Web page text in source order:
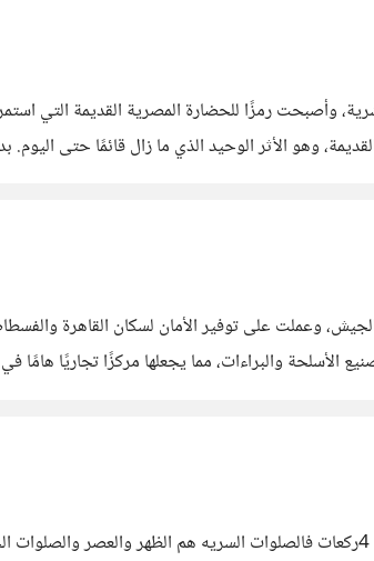
وهو الأثر الوحيد الذي ما زال قائمًا حتى
وعملت على توفير الأمان لسكان القاهرة
والبراءات، مما يجعلها مركزًا تجاريًا هامًا
صَلَاةُ العَصْر هي الصلاة المفروضة الثالثة في اليوم وهي الصلاة الثانيه الأخرى المفروضه السريه غير الظهروعددها 4ركعات